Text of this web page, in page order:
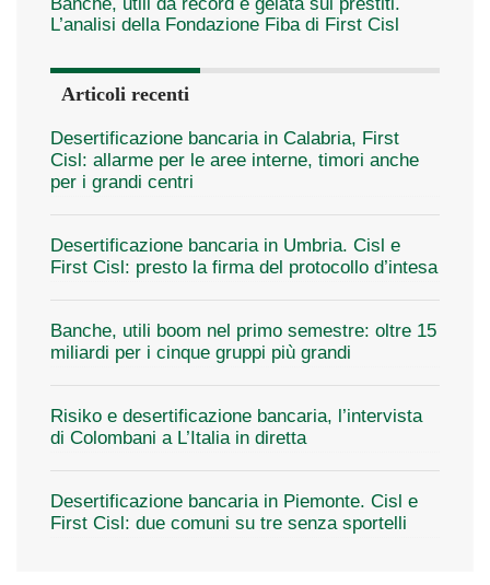
L’analisi della Fondazione Fiba di First Cisl
Articoli recenti
Desertificazione bancaria in Calabria, First
Cisl: allarme per le aree interne, timori anche
per i grandi centri
Desertificazione bancaria in Umbria. Cisl e
First Cisl: presto la firma del protocollo d’intesa
Banche, utili boom nel primo semestre: oltre 15
miliardi per i cinque gruppi più grandi
Risiko e desertificazione bancaria, l’intervista
di Colombani a L’Italia in diretta
Desertificazione bancaria in Piemonte. Cisl e
First Cisl: due comuni su tre senza sportelli